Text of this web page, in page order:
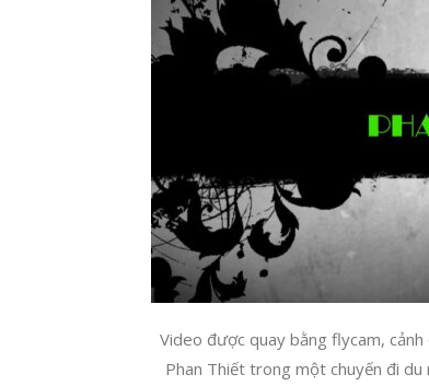
Video được quay bằng flycam,
Phan Thiết trong một chuyến đi